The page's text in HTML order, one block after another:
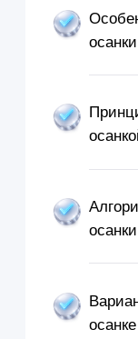
усвоения
Порядок
доступа к
Оформляете
После оплаты вам
логин и пароль
кабинет, где будет